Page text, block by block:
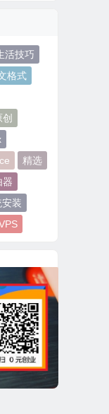
活技巧
格式
创
精选
器
安装